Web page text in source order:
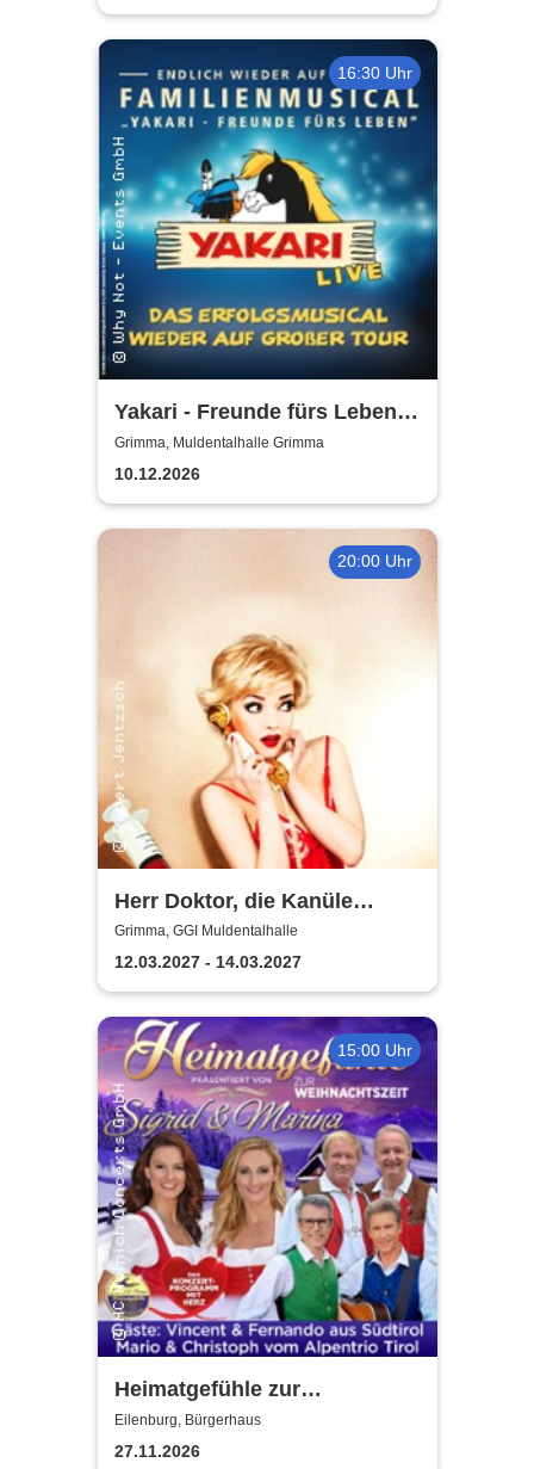
16:30 Uhr
Yakari - Freunde fürs Leben -
Das Musical für die ganze
Familie
Grimma, Muldentalhalle Grimma
10.12.2026
20:00 Uhr
Herr Doktor, die Kanüle
klemmt
Grimma, GGI Muldentalhalle
12.03.2027 - 14.03.2027
15:00 Uhr
Heimatgefühle zur
Weihnachtszeit 2026 - Das
Konzertprogramm mit Herz
Eilenburg, Bürgerhaus
27.11.2026